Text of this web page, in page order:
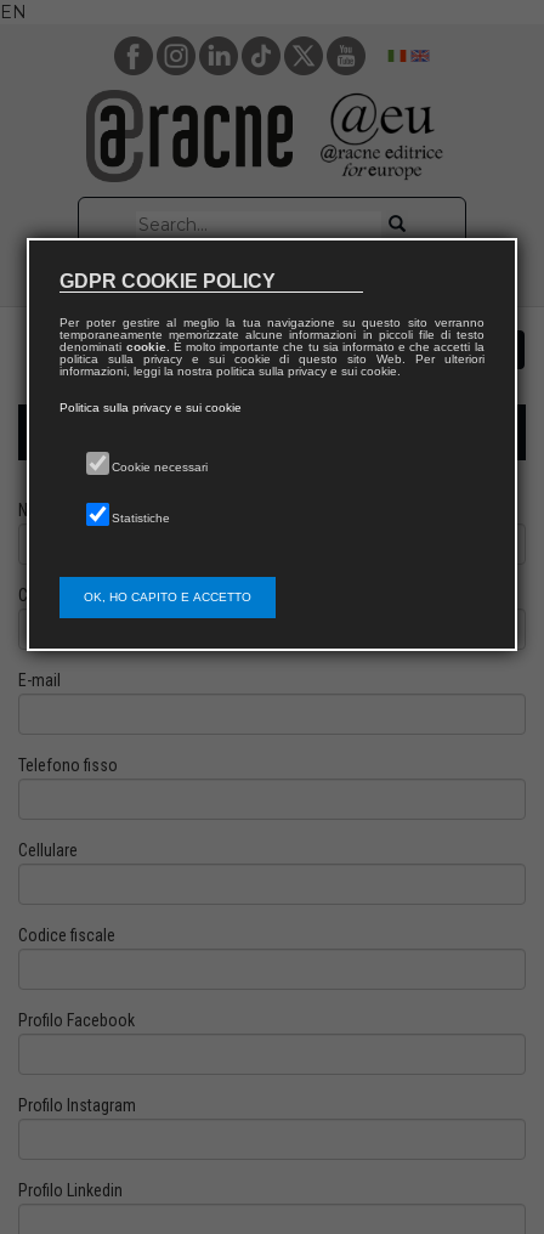
EN
Nome
Cognome
E-mail
Telefono fisso
Cellulare
Codice fiscale
Profilo Facebook
Profilo Instagram
Profilo Linkedin
GDPR COOKIE POLICY
Per poter gestire al meglio la tua navigazione su questo sito verranno
temporaneamente memorizzate alcune informazioni in piccoli file di testo
denominati cookie. È molto importante che tu sia informato e che accetti la
politica sulla privacy e sui cookie di questo sito Web. Per ulteriori
informazioni, leggi la nostra politica sulla privacy e sui cookie.
Politica sulla privacy e sui cookie
Cookie necessari
Statistiche
OK, HO CAPITO E ACCETTO